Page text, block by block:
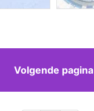
Volgende pagina